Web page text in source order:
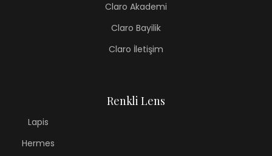
Claro Akademi
Claro Bayilik
Claro İletişim
Renkli Lens
Lapis
Hermes